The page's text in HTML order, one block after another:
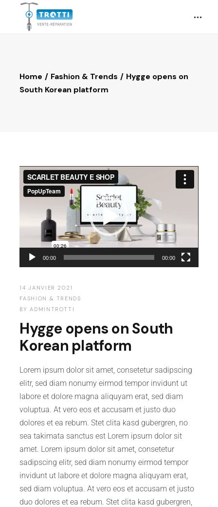
Home Fashion & Trends
Hygge opens on
South Korean platform
Lecteur
vidéo
00:00 00:00
14 JANVIER 2021
FASHION & TRENDS
BY ADMINTROTTI
Hygge opens on South
Korean platform
Lorem ipsum dolor sit amet, consetetur sadipscing
elitr, sed diam nonumy eirmod tempor invidunt ut
labore et dolore magna aliquyam erat, sed diam
voluptua. At vero eos et accusam et justo duo
dolores et ea rebum. Stet clita kasd gubergren, no
sea takimata sanctus est Lorem ipsum dolor sit
amet. Lorem ipsum dolor sit amet, consetetur
sadipscing elitr, sed diam nonumy eirmod tempor
invidunt ut labore et dolore magna aliquyam erat,
sed diam voluptua. At vero eos et accusam et justo
duo dolores et ea rebum. Stet clita kasd gubergren,